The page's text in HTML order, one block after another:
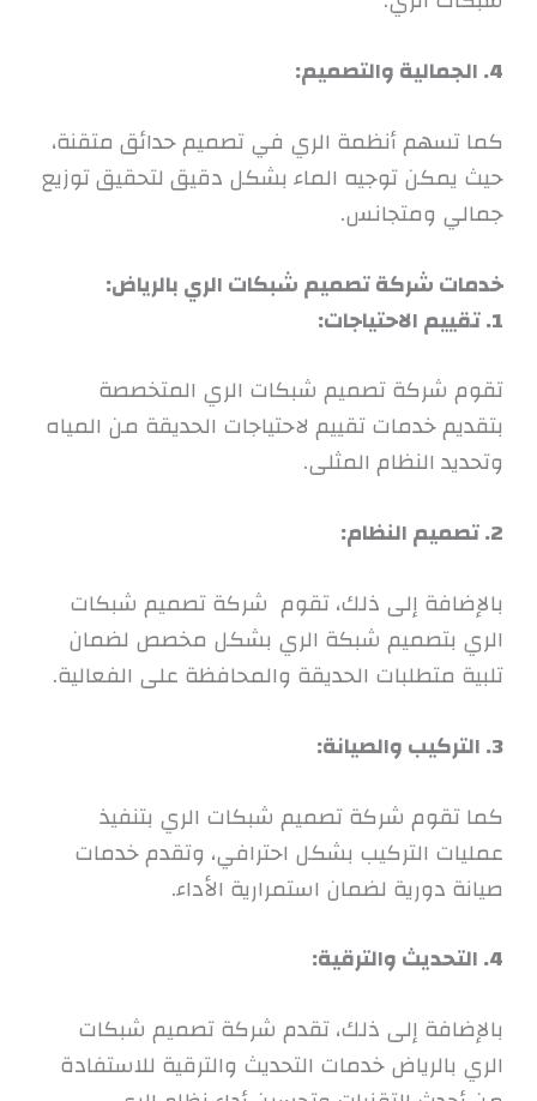
4. الجمالية والتصميم:
كما تسهم أنظمة الري في تصميم حدائق متقنة،
حيث يمكن توجيه الماء بشكل دقيق لتحقيق توزيع
جمالي ومتجانس.
خدمات شركة تصميم شبكات الري بالرياض:
1. تقييم الاحتياجات:
تقوم شركة تصميم شبكات الري المتخصصة
بتقديم خدمات تقييم لاحتياجات الحديقة من المياه
وتحديد النظام المثلى.
2. تصميم النظام:
بالإضافة إلى ذلك، تقوم شركة تصميم شبكات
الري بتصميم شبكة الري بشكل مخصص لضمان
تلبية متطلبات الحديقة والمحافظة على الفعالية.
3. التركيب والصيانة:
كما تقوم شركة تصميم شبكات الري بتنفيذ
عمليات التركيب بشكل احترافي، وتقدم خدمات
صيانة دورية لضمان استمرارية الأداء.
4. التحديث والترقية:
بالإضافة إلى ذلك، تقدم شركة تصميم شبكات
الري بالرياض خدمات التحديث والترقية للاستفادة